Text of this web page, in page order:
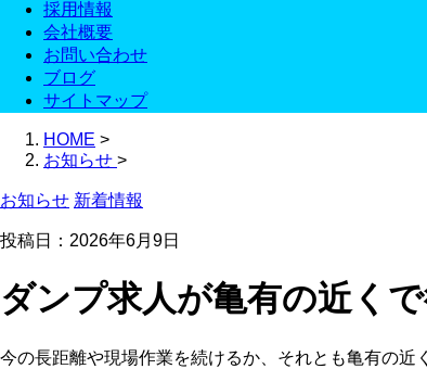
採用情報
会社概要
お問い合わせ
ブログ
サイトマップ
HOME >
お知らせ >
お知らせ 新着情報
投稿日：2026年6月9日
ダンプ求人が亀有の近く
今の長距離や現場作業を続けるか、それとも亀有の